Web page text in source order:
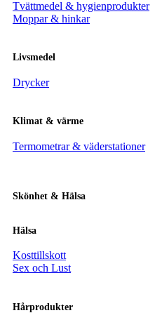
Tvättmedel & hygienprodukter
Moppar & hinkar
Livsmedel
Drycker
Klimat & värme
Termometrar & väderstationer
Skönhet & Hälsa
Hälsa
Kosttillskott
Sex och Lust
Hårprodukter